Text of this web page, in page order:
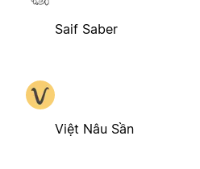
Saif Saber
Việt Nâu Sần